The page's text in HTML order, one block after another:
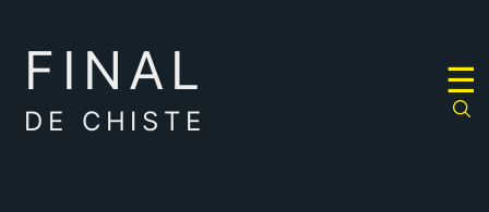
FINAL
DE CHISTE
☰